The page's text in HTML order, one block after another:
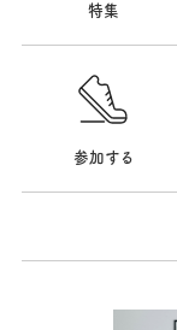
特集
参加する